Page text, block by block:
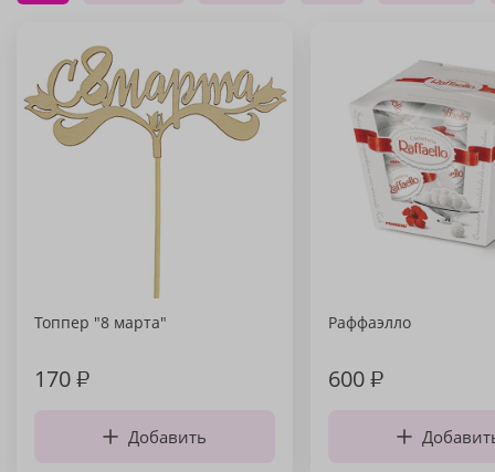
Топпер "8 марта"
170₽
Добавить
Раффаэлло
600₽